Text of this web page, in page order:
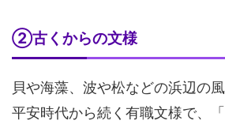
②古くからの文様
貝や海藻、波や松などの浜辺の
平安時代から続く有職文様で、